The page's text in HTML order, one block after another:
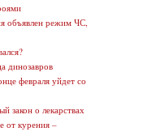
объявлен режим ЧС,
динозавров
февраля уйдет со
закон о лекарствах
от курения –